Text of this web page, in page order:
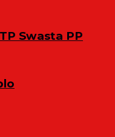
Swasta PP